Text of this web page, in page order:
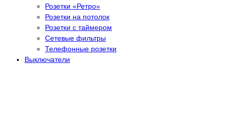
Розетки «Ретро»
Розетки на потолок
Розетки с таймером
Сетевые фильтры
Телефонные розетки
Выключатели